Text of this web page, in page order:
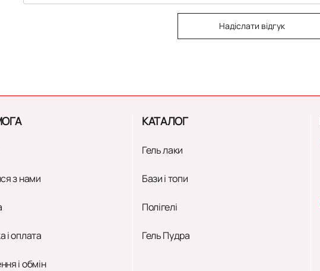
Надіслати відгук
з нами
і оплата
і обмін
КАТАЛОГ
Гель лаки
Бази і топи
Полігелі
Гель Пудра